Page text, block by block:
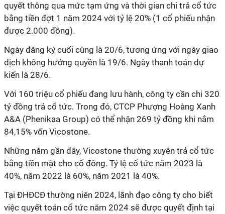
quyết thông qua mức tạm ứng và thời gian chi trả cổ tức
bằng tiền đợt 1 năm 2024 với tỷ lệ 20% (1 cổ phiếu nhận
được 2.000 đồng).
Ngày đăng ký cuối cùng là 20/6, tương ứng với ngày giao
dịch không hưởng quyền là 19/6. Ngày thanh toán dự
kiến là 28/6.
Với 160 triệu cổ phiếu đang lưu hành, công ty cần chi 320
tỷ đồng trả cổ tức. Trong đó, CTCP Phượng Hoàng Xanh
A&A (Phenikaa Group) có thể nhận 269 tỷ đồng khi nắm
84,15% vốn Vicostone.
Những năm gần đây, Vicostone thường xuyên trả cổ tức
bằng tiền mặt cho cổ đông. Tỷ lệ cổ tức năm 2023 là
40%, năm 2022 là 60%, năm 2021 là 40%.
Tại ĐHĐCĐ thường niên 2024, lãnh đạo công ty cho biết
việc quyết toán cổ tức năm 2024 sẽ được quyết định tại